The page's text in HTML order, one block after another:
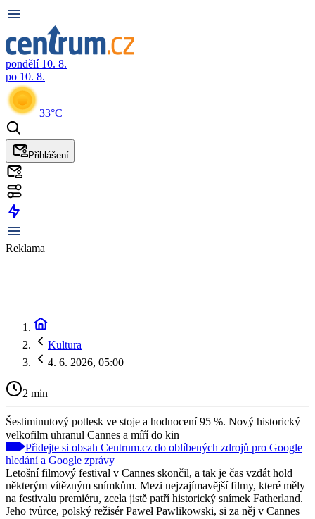
pondělí 10. 8.
po 10. 8.
33°C
Přihlášení
Reklama
Kultura
4. 6. 2026, 05:00
2 min
Šestiminutový potlesk ve stoje a hodnocení 95 %. Nový historický
velkofilm uhranul Cannes a míří do kin
Přidejte si obsah Centrum.cz do oblíbených zdrojů pro Google
hledání a Google zprávy
Letošní filmový festival v Cannes skončil, a tak je čas vzdát hold
některým vítězným snímkům. Mezi nejzajímavější filmy, které měly
na festivalu premiéru, zcela jistě patří historický snímek Fatherland.
Jeho tvůrce, polský režisér Paweł Pawlikowski, si za něj v Cannes